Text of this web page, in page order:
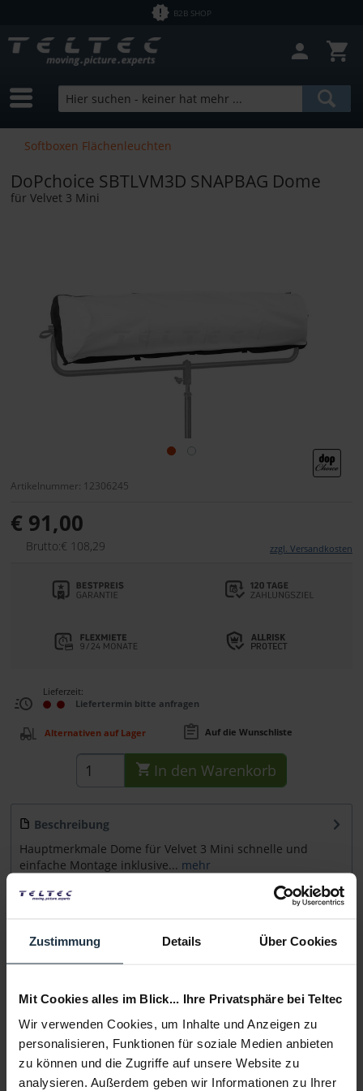
Zustimmung Details Über Cookies
Mit Cookies alles im Blick... Ihre Privatsphäre bei Teltec
Wir verwenden Cookies, um Inhalte und Anzeigen zu
personalisieren, Funktionen für soziale Medien anbieten
zu können und die Zugriffe auf unsere Website zu
analysieren. Außerdem geben wir Informationen zu Ihrer
B2B SHOP
Softboxen Flächenleuchten
DoPchoice SBTLVM3D SNAPBAG Dome
für Velvet 3 Mini
Artikelnummer: 12306245
€ 91,00
Brutto:€ 108,29 zzgl. Versandkosten
Lieferzeit:
Liefertermin bitte anfragen
Alternativen auf Lager Auf die Wunschliste
In den Warenkorb
Beschreibung
Hauptmerkmale Dome für Velvet 3 Mini schnelle und
einfache Montage inklusive... mehr
Infos zu Hersteller & Produktsicherheit
Folgende Infos zum Hersteller sind verfübar......mehr
Weitere Artikel von DoPchoice ansehen